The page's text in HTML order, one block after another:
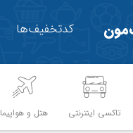
کدتخفیف‌ها
تاکسی اینترنتی هتل و هواپیما